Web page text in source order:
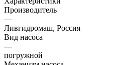
Производитель
—
Ливгидромаш, Россия
Вид насоса
—
погружной